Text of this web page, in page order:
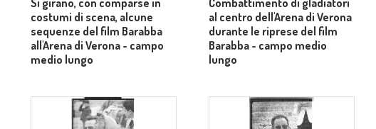
Si girano, con comparse in
costumi di scena, alcune
sequenze del film Barabba
all'Arena di Verona - campo
medio lungo
Combattimento di gladiatori
al centro dell'Arena di Verona
durante le riprese del film
Barabba - campo medio
lungo